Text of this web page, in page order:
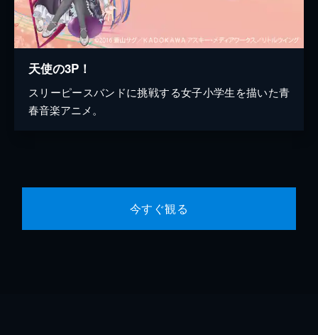
天使の3P！
スリーピースバンドに挑戦する女子小学生を描いた青
春音楽アニメ。
今すぐ観る